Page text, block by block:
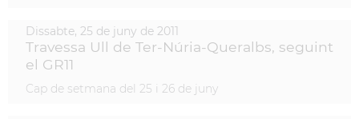
Dissabte, 25 de juny de 2011
Travessa Ull de Ter-Núria-Queralbs, seguint
el GR11
Cap de setmana del 25 i 26 de juny